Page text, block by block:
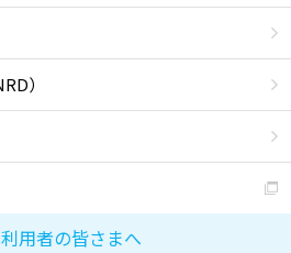
）
用者の皆さまへ